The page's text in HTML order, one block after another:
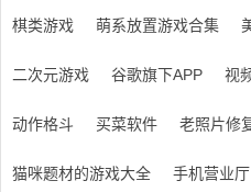
棋类游戏 萌系放置游戏合集
二次元游戏 谷歌旗下APP 视
动作格斗 买菜软件 老照片修
猫咪题材的游戏大全 手机营业厅